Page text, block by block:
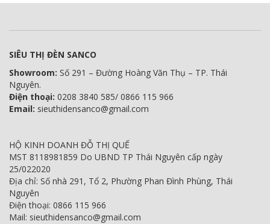
SIÊU THỊ ĐÈN SANCO
Showroom: Số 291 – Đường Hoàng Văn Thụ – TP. Thái
Nguyên.
Điện thoại: 0208 3840 585/ 0866 115 966
Email: sieuthidensanco@gmail.com
HỘ KINH DOANH ĐỖ THỊ QUẾ
MST 8118981859 Do UBND TP Thái Nguyên cấp ngày
25/022020
Địa chỉ: Số nhà 291, Tổ 2, Phường Phan Đình Phùng, Thái
Nguyên
Điện thoại: 0866 115 966
Mail: sieuthidensanco@gmail.com